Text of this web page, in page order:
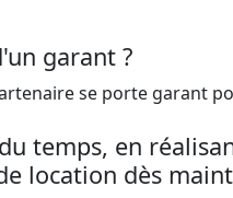
garant ?
se porte garant
temps, en
location dès